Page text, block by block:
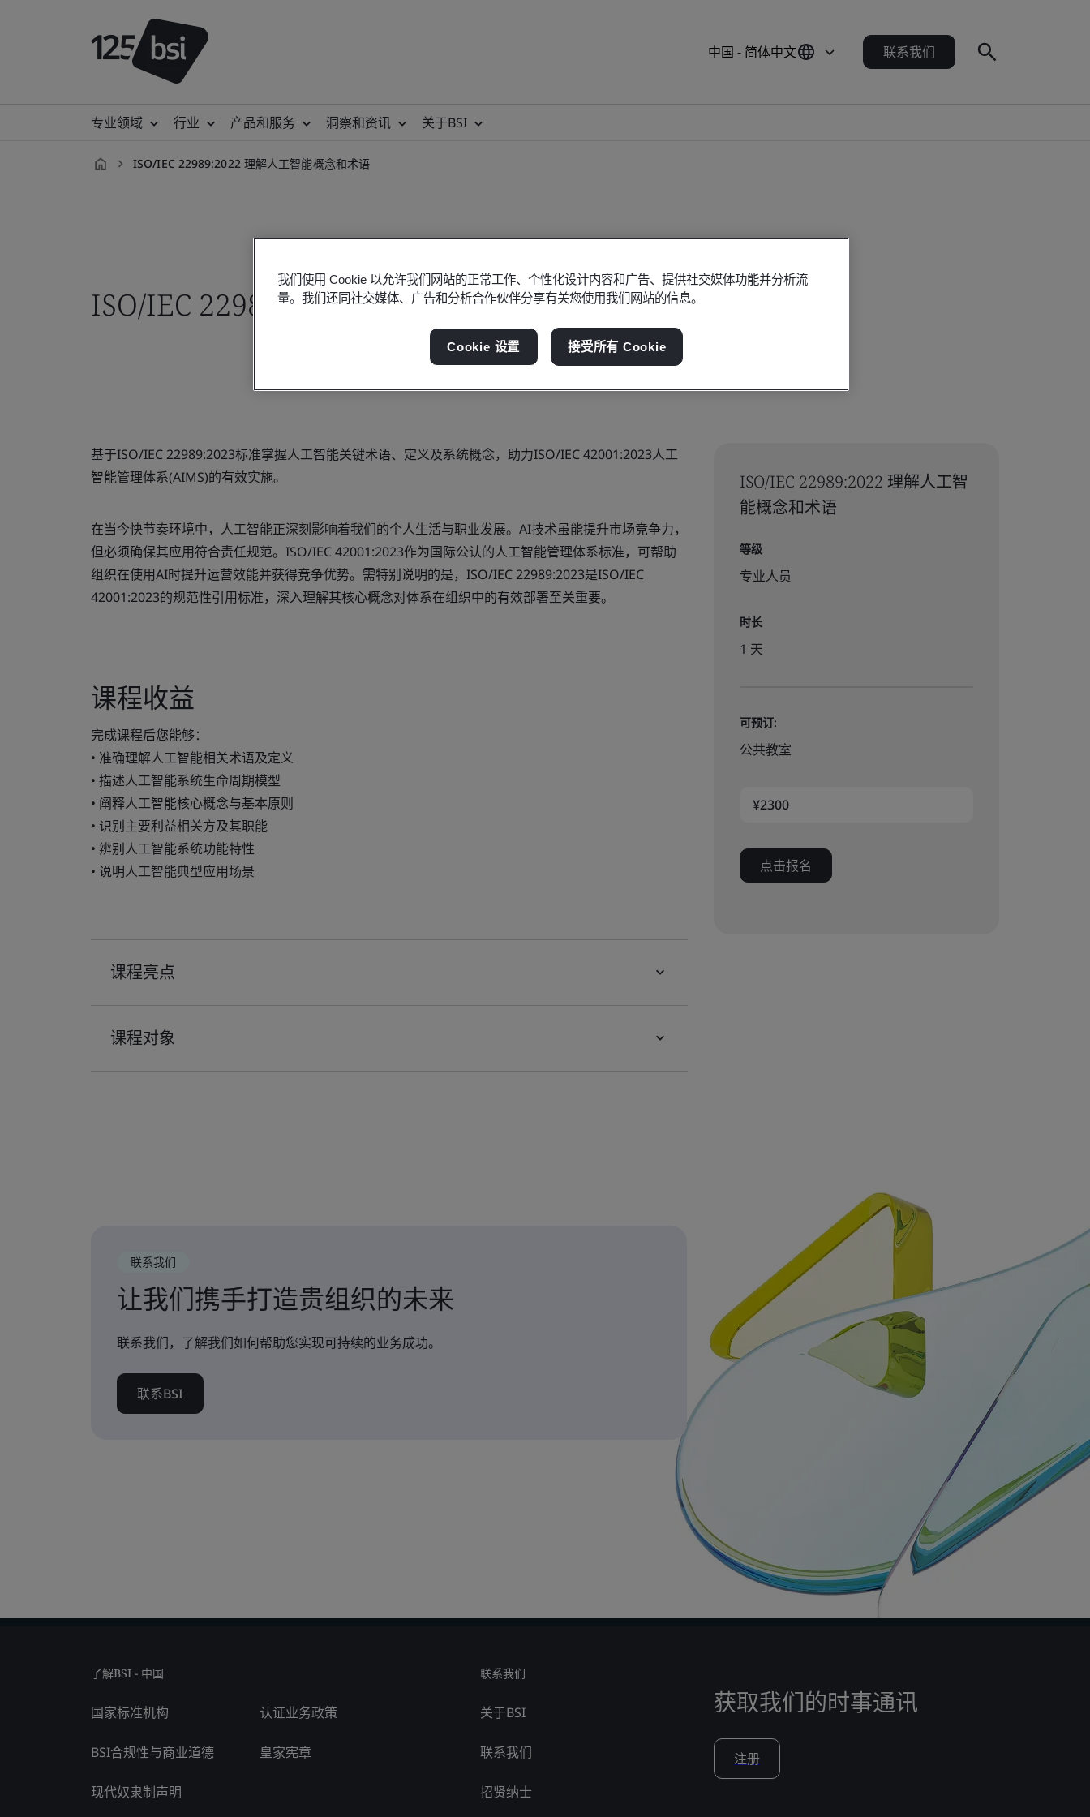
中国 - 简体中文 联系我们
专业领域 行业 产品和服务 洞察和资讯 关于BSI
ISO/IEC 22989:2022 理解人工智能概念和术语
ISO/IEC 22989:2022 理解人工智能概念和术语
ISO/IEC 22989:2022 理解人工智
能概念和术语
等级
专业人员
时长
1 天
可预订:
公共教室
¥2300
点击报名
基于ISO/IEC 22989:2023标准掌握人工智能关键术语、定义及系统概念，助力ISO/IEC 42001:2023人工
智能管理体系(AIMS)的有效实施。
在当今快节奏环境中，人工智能正深刻影响着我们的个人生活与职业发展。AI技术虽能提升市场竞争力，
但必须确保其应用符合责任规范。ISO/IEC 42001:2023作为国际公认的人工智能管理体系标准，可帮助
组织在使用AI时提升运营效能并获得竞争优势。需特别说明的是，ISO/IEC 22989:2023是ISO/IEC
42001:2023的规范性引用标准，深入理解其核心概念对体系在组织中的有效部署至关重要。
课程收益
完成课程后您能够：
• 准确理解人工智能相关术语及定义
• 描述人工智能系统生命周期模型
• 阐释人工智能核心概念与基本原则
• 识别主要利益相关方及其职能
• 辨别人工智能系统功能特性
• 说明人工智能典型应用场景
课程亮点
课程对象
联系我们
让我们携手打造贵组织的未来
联系我们，了解我们如何帮助您实现可持续的业务成功。
联系BSI
了解BSI - 中国
国家标准机构
BSI合规性与商业道德
现代奴隶制声明
认证业务政策
皇家宪章
联系我们
关于BSI
联系我们
招贤纳士
获取我们的时事通讯
注册
我们使用 Cookie 以允许我们网站的正常工作、个性化设计内容和广告、提供社交媒体功能并分析流
量。我们还同社交媒体、广告和分析合作伙伴分享有关您使用我们网站的信息。
Cookie 设置 接受所有 Cookie